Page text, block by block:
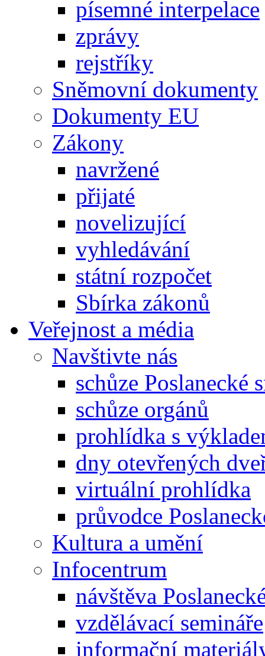
písemné interpelace
zprávy
rejstříky
Sněmovní dokumenty
Dokumenty EU
Zákony
navržené
přijaté
novelizující
vyhledávání
státní rozpočet
Sbírka zákonů
Veřejnost a média
Navštivte nás
schůze Poslanecké
schůze orgánů
prohlídka s
dny otevřených
virtuální prohlídka
průvodce
Kultura a umění
Infocentrum
návštěva
vzdělávací semináře
informační